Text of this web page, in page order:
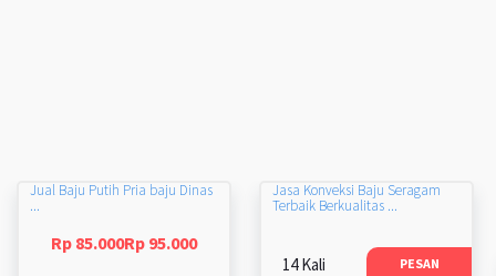
Jual Baju Putih Pria baju Dinas
...
Rp 85.000Rp 95.000
Jasa Konveksi Baju Seragam
Terbaik Berkualitas ...
14 Kali PESAN